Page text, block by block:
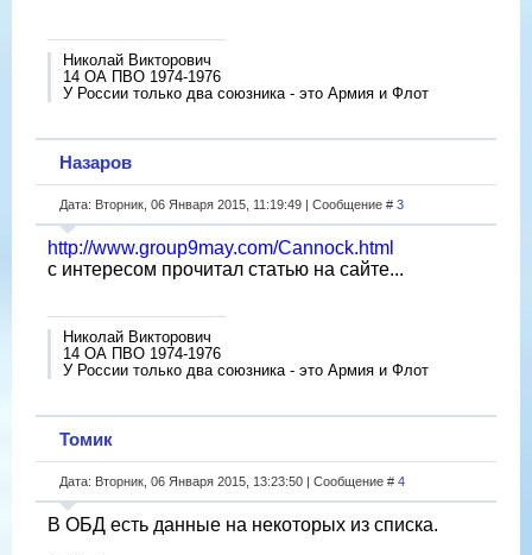
Николай Викторович
14 ОА ПВО 1974-1976
У России только два союзника - это Армия и Флот
Назаров
Дата: Вторник, 06 Января 2015, 11:19:49 | Сообщение # 3
http://www.group9may.com/Cannock.html
с интересом прочитал статью на сайте...
Николай Викторович
14 ОА ПВО 1974-1976
У России только два союзника - это Армия и Флот
Томик
Дата: Вторник, 06 Января 2015, 13:23:50 | Сообщение # 4
В ОБД есть данные на некоторых из списка.